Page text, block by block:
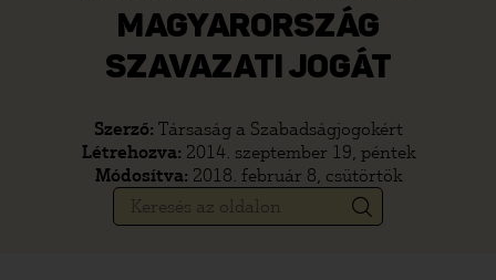
MAGYARORSZÁG
SZAVAZATI JOGÁT
Szerző: Társaság a Szabadságjogokért
Létrehozva: 2014. szeptember 19, péntek
Módosítva: 2018. február 8, csütörtök